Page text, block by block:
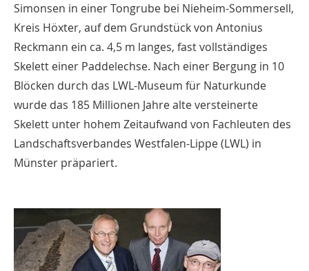
Simonsen in einer Tongrube bei Nieheim-Sommersell,
Kreis Höxter, auf dem Grundstück von Antonius
Reckmann ein ca. 4,5 m langes, fast vollständiges
Skelett einer Paddelechse. Nach einer Bergung in 10
Blöcken durch das LWL-Museum für Naturkunde
wurde das 185 Millionen Jahre alte versteinerte
Skelett unter hohem Zeitaufwand von Fachleuten des
Landschaftsverbandes Westfalen-Lippe (LWL) in
Münster präpariert.